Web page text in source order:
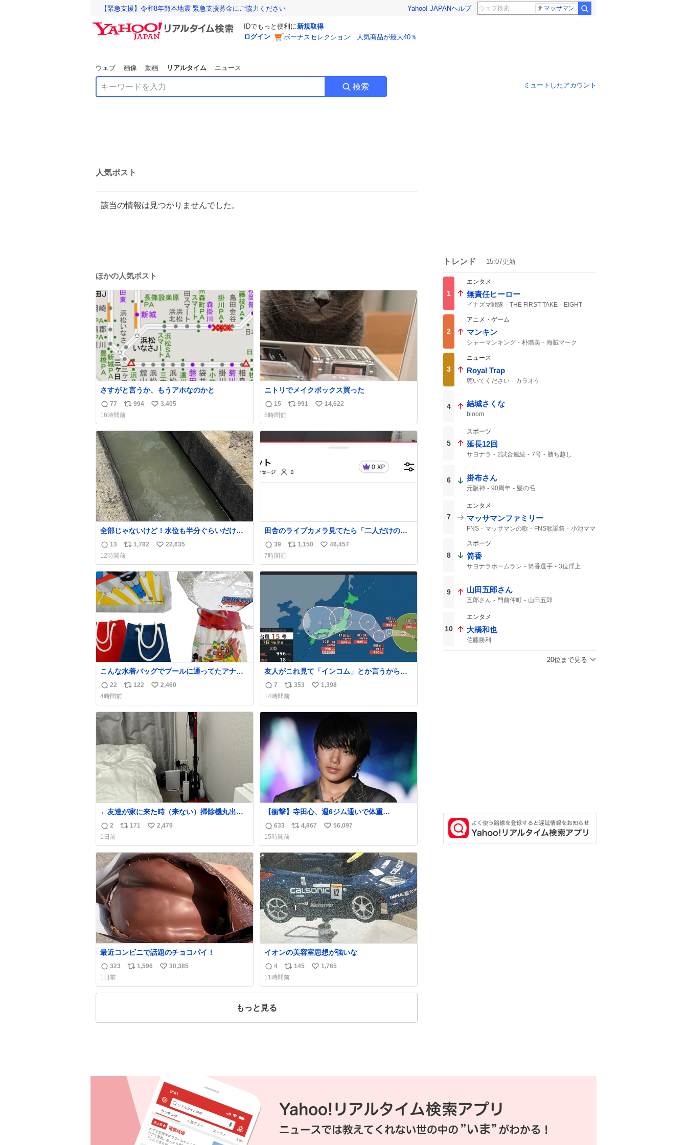
【緊急支援】令和8年熊本地震 緊急支援募金にご協力ください Yahoo! JAPANヘルプ マッサマン
IDでもっと便利に新規取得
ログイン
ボーナスセレクション 人気商品が最大40％
ウェブ 画像 動画 リアルタイム ニュース
検索 ミュートしたアカウント
人気ポスト
該当の情報は見つかりませんでした。
ほかの人気ポスト
さすがと言うか、もうアホなのかと
返
信
数
77
リ
ポ
ス
994
い
ね
数
3,405
16時間前
ニトリでメイクボックス買った
返
信
数
15
リ
ス
ト
991
い
ね
数
14,622
8時間前
全部じゃないけど！水位も半分ぐらいだけ
ど！水が来はじめたよ！！！ 作業してくれた
方々ありがとーーー
ー！！！！！！！！！！！！！！！！！！！
！！！！！！！
返
信
数
13
リ
ポ
ス
ト
数
1,782
い
ね
数
22,635
12時間前
田舎のライブカメラ見てたら「二人だけの世
界」を発見した
返
信
数
39
リ
ス
1,150
い
ね
46,457
7時間前
こんな水着バッグでプールに通ってたアナ
タ、完全なる同世代（笑） #70年代 #80年
代 #昭和レトロ
返
信
数
22
リ
ス
数
122
い
ね
数
2,460
4時間前
友人がこれ見て「インコム」とか言うから、
もうそれにしか見えなくなっちゃった。
返
信
数
7
リ
ポ
ス
ト
353
い
ね
数
1,398
14時間前
←友達が家に来た時（来ない）掃除機丸出し
返
信
数
2
リ
ス
ト
数
171
い
ね
数
2,479
1日前
【衝撃】寺田心、週6ジム通いで体重
62kg→82kgに 110kgのベンチプレス持ち上
げる姿披露
news.livedoor.com/article/detail… 元々自重
のみだったが、更に筋肉を大きくするためジ
ム通いを開始。筋肉増量のためおにぎり10
個、ゼリー飲料3～4本、パスタと毎日4千kcal
オーバーの食事を摂取し、増量したという。
返
信
数
633
リ
ス
ト
数
4,867
い
ね
数
56,097
15時間前
最近コンビニで話題のチョコパイ！
返
信
数
323
リ
ス
1,596
い
ね
30,385
1日前
イオンの美容室思想が強いな
返
信
数
4
リ
ポ
ス
145
い
ね
1,765
11時間前
もっと見る
トレンド 15:07更新
1
エンタメ
無責任ヒーロー
イナズマ戦隊 THE FIRST TAKE
EIGHT
2
アニメ・ゲーム
マンキン
シャーマンキング 朴璐美
海賊マーク
3
ニュース
Royal Trap
聴いてください カラオケ
4 結城さくな
bloom
5
スポーツ
延長12回
サヨナラ 2試合連続 7号
勝ち越し
6 掛布さん
元阪神 90周年 髪の毛
7
エンタメ
マッサマンファミリー
FNS マッサマンの歌 FNS歌謡祭
小池ママ
マッサマンママ
8
スポーツ
筒香
サヨナラホームラン 筒香選手
3位浮上
47分
10号 筒香キャプテン
筒香優勝
DeNA 初勝利
延長戦
9 山田五郎さん
五郎さん 門前仲町 山田五郎
10
エンタメ
大橋和也
佐藤勝利
20位まで見る